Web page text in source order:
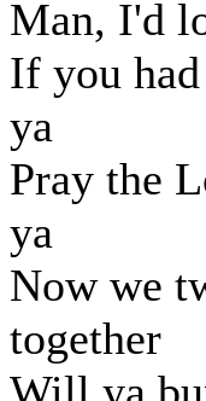
Man, I'd
If you
ya
Pray the
ya
Now we
together